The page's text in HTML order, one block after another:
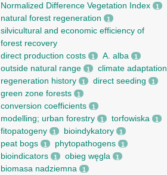
Normalized Difference Vegetation Index 1
natural forest regeneration 1
silvicultural and economic efficiency of
forest recovery
direct production costs 1 A. alba 1
outside natural range 1 climate adaptation
regeneration history 1 direct seeding 1
green zone forests 1
conversion coefficients 1
modelling; urban forestry 1 torfowiska 1
fitopatogeny 1 bioindykatory 1
peat bogs 1 phytopathogens 1
bioindicators 1 obieg węgla 1
biomasa nadziemna 1